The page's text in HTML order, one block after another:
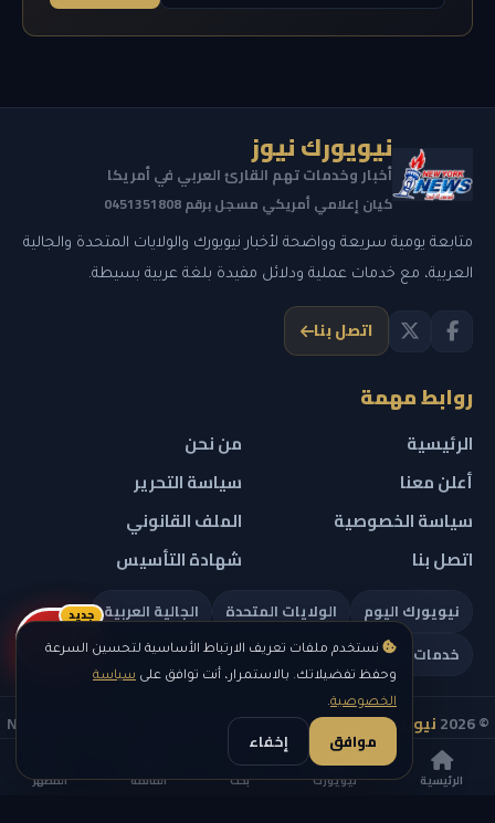
الرئيسية نيويورك بحث القائمة المظهر
نستخدم ملفات تعريف الارتباط الأساسية لتحسين السرعة
وحفظ تفضيلاتك. بالاستمرار، أنت توافق على سياسة
الخصوصية.
موافق إخفاء
نيويورك نيوز
أخبار وخدمات تهم القارئ العربي في أمريكا
كيان إعلامي أمريكي مسجل برقم 0451351808
متابعة يومية سريعة وواضحة لأخبار نيويورك والولايات المتحدة والجالية
العربية، مع خدمات عملية ودلائل مفيدة بلغة عربية بسيطة.
اتصل بنا
روابط مهمة
الرئيسية
من نحن
أعلن معنا
سياسة التحرير
سياسة الخصوصية
الملف القانوني
اتصل بنا
شهادة التأسيس
نيويورك اليوم الولايات المتحدة
الجالية العربية
خدمات تهمك
© 2026 نيويورك نيوز
— جميع الحقوق محفوظة — NEW YORK NEWS
IN ARABIC LLC — رقم التسجيل 0451351808
ريلز
جديد